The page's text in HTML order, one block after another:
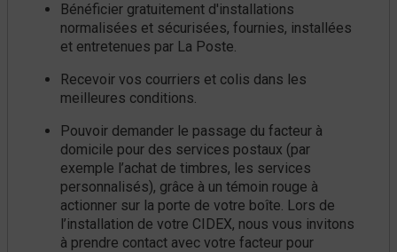
Bénéficier gratuitement d'installations
normalisées et sécurisées, fournies, installées
et entretenues par La Poste.
Recevoir vos courriers et colis dans les
meilleures conditions.
Pouvoir demander le passage du facteur à
domicile pour des services postaux (par
exemple l’achat de timbres, les services
personnalisés), grâce à un témoin rouge à
actionner sur la porte de votre boîte. Lors de
l’installation de votre CIDEX, nous vous invitons
à prendre contact avec votre facteur pour